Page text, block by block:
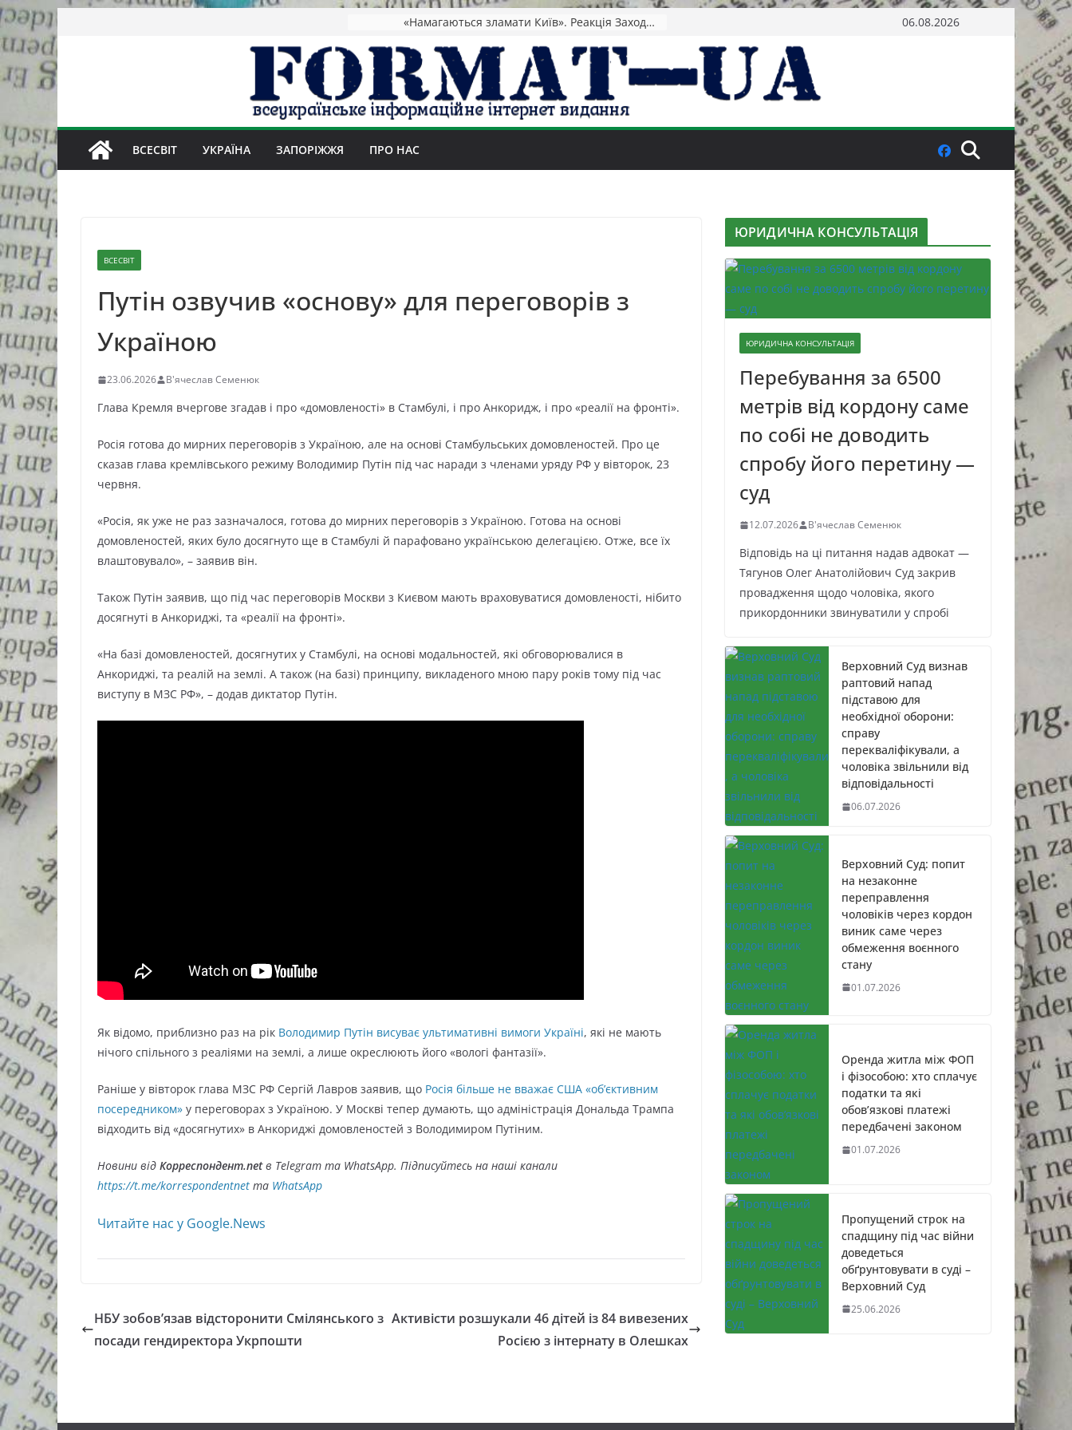
Skip
content
«Намагаються зламати Київ». Реакція Заходу на удар 06.08.2026
ВСЕСВІТ УКРАЇНА ЗАПОРІЖЖЯ ПРО НАС
ВСЕСВІТ
Путін озвучив «основу» для переговорів з
Україною
23.06.2026 В'ячеслав Семенюк
Глава Кремля вчергове згадав і про «домовленості» в Стамбулі, і про Анкоридж, і про «реалії на фронті».
Росія готова до мирних переговорів з Україною, але на основі Стамбульських домовленостей. Про це
сказав глава кремлівського режиму Володимир Путін під час наради з членами уряду РФ у вівторок, 23
червня.
«Росія, як уже не раз зазначалося, готова до мирних переговорів з Україною. Готова на основі
домовленостей, яких було досягнуто ще в Стамбулі й парафовано українською делегацією. Отже, все їх
влаштовувало», – заявив він.
Також Путін заявив, що під час переговорів Москви з Києвом мають враховуватися домовленості, нібито
досягнуті в Анкориджі, та «реалії на фронті».
«На базі домовленостей, досягнутих у Стамбулі, на основі модальностей, які обговорювалися в
Анкориджі, та реалій на землі. А також (на базі) принципу, викладеного мною пару років тому під час
виступу в МЗС РФ», – додав диктатор Путін.
Як відомо, приблизно раз на рік Володимир Путін висуває ультимативні вимоги Україні, які не мають
нічого спільного з реаліями на землі, а лише окреслюють його «вологі фантазії».
Раніше у вівторок глава МЗС РФ Сергій Лавров заявив, що Росія більше не вважає США «об’єктивним
посередником» у переговорах з Україною. У Москві тепер думають, що адміністрація Дональда Трампа
відходить від «досягнутих» в Анкориджі домовленостей з Володимиром Путіним.
Новини від Корреспондент.netв Telegram та WhatsApp. Підписуйтесь на наші канали
https://t.me/korrespondentnet та WhatsApp
Читайте нас у Google.News
НБУ зобов’язав відсторонити Смілянського з
посади гендиректора Укрпошти
Активісти розшукали 46 дітей із 84 вивезених
Росією з інтернату в Олешках
ЮРИДИЧНА КОНСУЛЬТАЦІЯ
ЮРИДИЧНА КОНСУЛЬТАЦІЯ
Перебування за 6500
метрів від кордону саме
по собі не доводить
спробу його перетину —
суд
12.07.2026 В'ячеслав Семенюк
Відповідь на ці питання надав адвокат —
Тягунов Олег Анатолійович Суд закрив
провадження щодо чоловіка, якого
прикордонники звинуватили у спробі
Верховний Суд визнав
раптовий напад
підставою для
необхідної оборони:
справу
перекваліфікували, а
чоловіка звільнили від
відповідальності
06.07.2026
Верховний Суд: попит
на незаконне
переправлення
чоловіків через кордон
виник саме через
обмеження воєнного
стану
01.07.2026
Оренда житла між ФОП
і фізособою: хто сплачує
податки та які
обов’язкові платежі
передбачені законом
01.07.2026
Пропущений строк на
спадщину під час війни
доведеться
обґрунтовувати в суді –
Верховний Суд
25.06.2026